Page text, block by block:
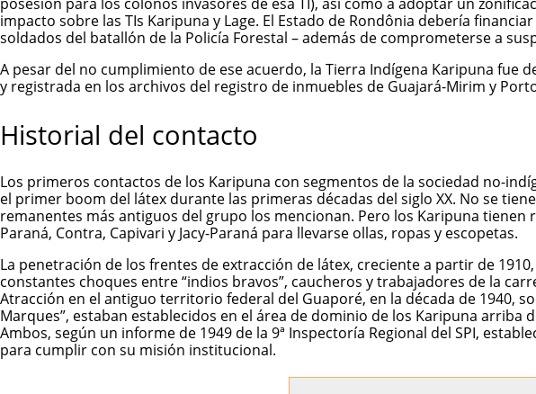
impacto sobre las TIs Karipuna y Lage. El Estado de Rondônia debería
soldados del batallón de la Policía Forestal – además de comprometerse a
A pesar del no cumplimiento de ese acuerdo, la Tierra Indígena Karipuna fue
y registrada en los archivos del registro de inmuebles de Guajará-Mirim y
Historial del contacto
Los primeros contactos de los Karipuna con segmentos de la sociedad no-
el primer boom del látex durante las primeras décadas del siglo XX. No se
remanentes más antiguos del grupo los mencionan. Pero los Karipuna
Paraná, Contra, Capivari y Jacy-Paraná para llevarse ollas, ropas y escopetas.
La penetración de los frentes de extracción de látex, creciente a partir de
constantes choques entre “indios bravos”, caucheros y trabajadores de la
Atracción en el antiguo territorio federal del Guaporé, en la década de 1940,
Marques”, estaban establecidos en el área de dominio de los Karipuna
Ambos, según un informe de 1949 de la 9ª Inspectoría Regional del SPI,
para cumplir con su misión institucional.